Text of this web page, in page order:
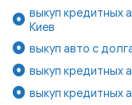
выкуп кредитных
Киев
выкуп авто с
выкуп кредитных
выкуп кредитных